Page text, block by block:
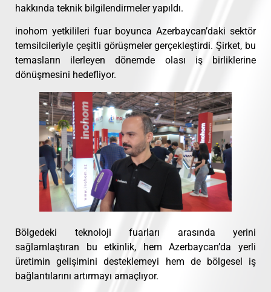
hakkında teknik bilgilendirmeler yapıldı.
inohom yetkilileri fuar boyunca Azerbaycan’daki sektör
temsilcileriyle çeşitli görüşmeler gerçekleştirdi. Şirket, bu
temasların ilerleyen dönemde olası iş birliklerine
dönüşmesini hedefliyor.
Bölgedeki teknoloji fuarları arasında yerini
sağlamlaştıran bu etkinlik, hem Azerbaycan’da yerli
üretimin gelişimini desteklemeyi hem de bölgesel iş
bağlantılarını artırmayı amaçlıyor.